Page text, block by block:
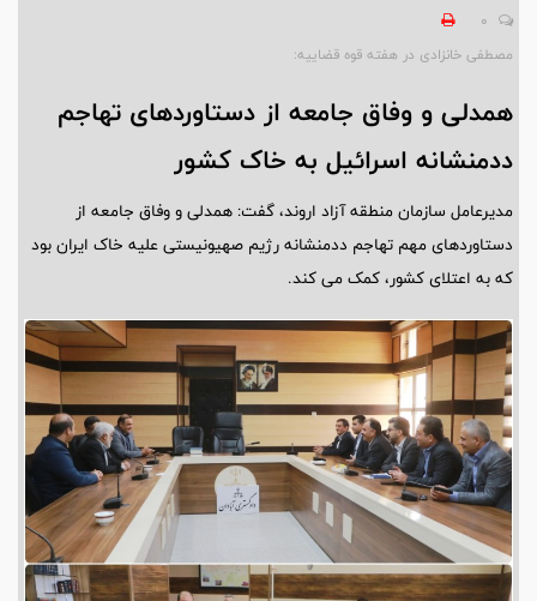
0
مصطفی خانزادی در هفته قوه قضاییه:
همدلی و وفاق جامعه از دستاوردهای تهاجم
ددمنشانه اسرائیل به خاک کشور
مدیرعامل سازمان منطقه آزاد اروند، گفت: همدلی و وفاق جامعه از
دستاوردهای مهم تهاجم ددمنشانه رژیم صهیونیستی علیه خاک ایران بود
که به اعتلای کشور، کمک می کند.